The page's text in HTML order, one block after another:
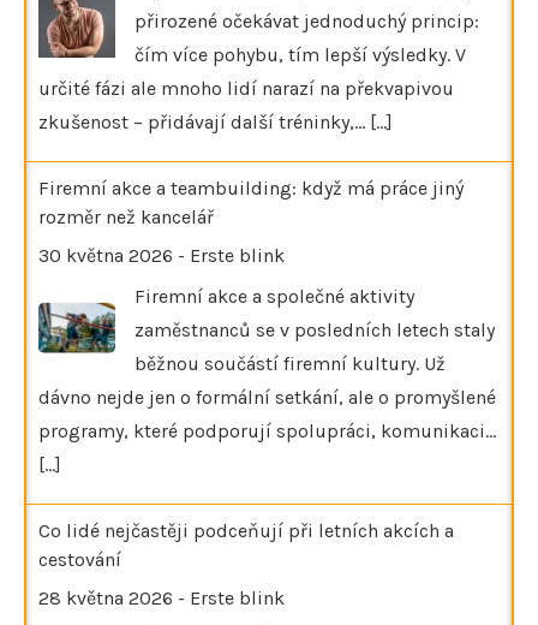
přirozené očekávat jednoduchý princip:
čím více pohybu, tím lepší výsledky. V
určité fázi ale mnoho lidí narazí na překvapivou
zkušenost – přidávají další tréninky,… [...]
Firemní akce a teambuilding: když má práce jiný
rozměr než kancelář
30 května 2026 - Erste blink
Firemní akce a společné aktivity
zaměstnanců se v posledních letech staly
běžnou součástí firemní kultury. Už
dávno nejde jen o formální setkání, ale o promyšlené
programy, které podporují spolupráci, komunikaci…
[...]
Co lidé nejčastěji podceňují při letních akcích a
cestování
28 května 2026 - Erste blink